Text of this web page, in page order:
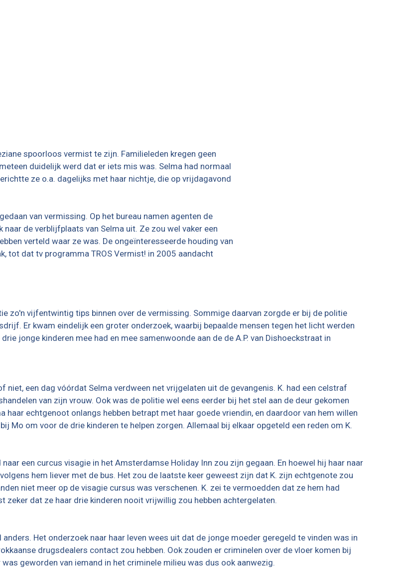
spoorloos vermist te zijn. Familieleden kregen geen
duidelijk werd dat er iets mis was. Selma had normaal
ze o.a. dagelijks met haar nichtje, die op vrijdagavond
van vermissing. Op het bureau namen agenten de
de verblijfplaats van Selma uit. Ze zou wel vaker een
verteld waar ze was. De ongeïnteresseerde houding van
tot dat tv programma TROS Vermist! in 2005 aandacht
zo'n vijfentwintig tips binnen over de vermissing. Sommige daarvan zorgde er bij de politie
Er kwam eindelijk een groter onderzoek, waarbij bepaalde mensen tegen het licht werden
jonge kinderen mee had en mee samenwoonde aan de de A.P. van Dishoeckstraat in
niet, een dag vóórdat Selma verdween net vrijgelaten uit de gevangenis. K. had een celstraf
van zijn vrouw. Ook was de politie wel eens eerder bij het stel aan de deur gekomen
haar echtgenoot onlangs hebben betrapt met haar goede vriendin, en daardoor van hem willen
Mo om voor de drie kinderen te helpen zorgen. Allemaal bij elkaar opgeteld een reden om K.
een curcus visagie in het Amsterdamse Holiday Inn zou zijn gegaan. En hoewel hij haar naar
hem liever met de bus. Het zou de laatste keer geweest zijn dat K. zijn echtgenote zou
niet meer op de visagie cursus was verschenen. K. zei te vermoedden dat ze hem had
zeker dat ze haar drie kinderen nooit vrijwillig zou hebben achtergelaten.
Het onderzoek naar haar leven wees uit dat de jonge moeder geregeld te vinden was in
drugsdealers contact zou hebben. Ook zouden er criminelen over de vloer komen bij
geworden van iemand in het criminele milieu was dus ook aanwezig.